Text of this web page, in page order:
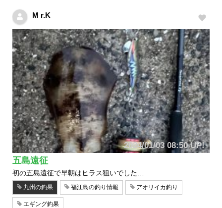
M r.K
2024/01/03 08:50 UP!
五島遠征
初の五島遠征で早朝はヒラス狙いでした…
九州の釣果 福江島の釣り情報 アオリイカ釣り
エギング釣果